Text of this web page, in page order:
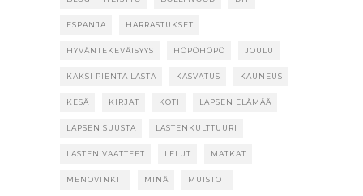
ESPANJA HARRASTUKSET
HYVÄNTEKEVÄISYYS HÖPÖHÖPÖ JOULU
KAKSI PIENTÄ LASTA KASVATUS KAUNEUS
KESÄ KIRJAT KOTI LAPSEN ELÄMÄÄ
LAPSEN SUUSTA LASTENKULTTUURI
LASTEN VAATTEET LELUT MATKAT
MENOVINKIT MINÄ MUISTOT